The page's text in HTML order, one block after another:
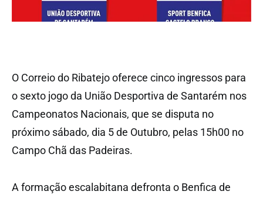
O Correio do Ribatejo oferece cinco ingressos para
o sexto jogo da União Desportiva de Santarém nos
Campeonatos Nacionais, que se disputa no
próximo sábado, dia 5 de Outubro, pelas 15h00 no
Campo Chã das Padeiras.
A formação escalabitana defronta o Benfica de